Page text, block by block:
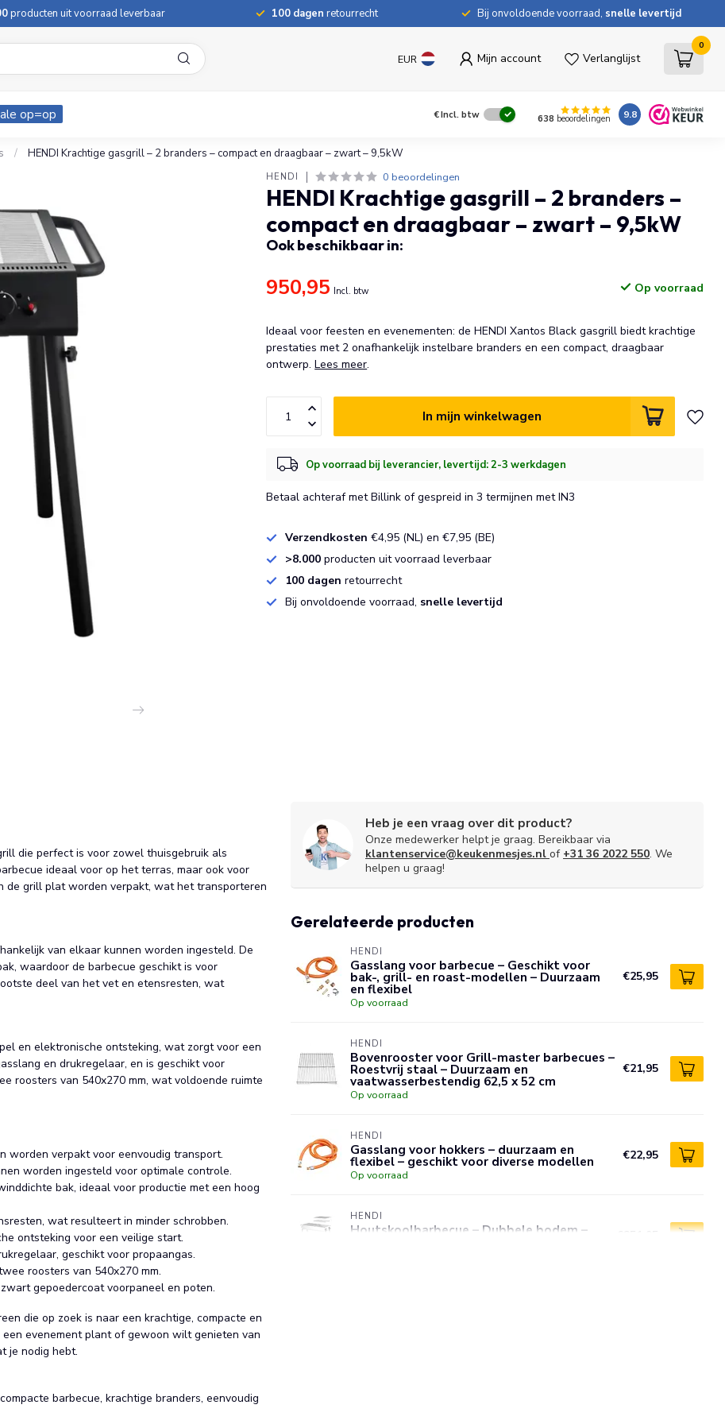
producten uit voorraad leverbaar 100 dagen retourrecht Bij onvoldoende voorraad, snelle levertijd
EUR Mijn account Verlanglijst
0
op=op €Incl. btw 638 beoordelingen 9.8
/ HENDI Krachtige gasgrill – 2 branders – compact en draagbaar – zwart – 9,5kW
HENDI 0 beoordelingen
HENDI Krachtige gasgrill – 2 branders –
compact en draagbaar – zwart – 9,5kW
Ook beschikbaar in:
950,95 Incl. btw Op voorraad
Ideaal voor feesten en evenementen: de HENDI Xantos Black gasgrill biedt krachtige
prestaties met 2 onafhankelijk instelbare branders en een compact, draagbaar
ontwerp.Lees meer.
In mijn winkelwagen
Op voorraad bij leverancier, levertijd: 2-3 werkdagen
Betaal achteraf met Billink of gespreid in 3 termijnen met IN3
Verzendkosten €4,95 (NL) en €7,95 (BE)
>8.000 producten uit voorraad leverbaar
100 dagenretourrecht
Bij onvoldoende voorraad, snelle levertijd
die perfect is voor zowel thuisgebruik als
ideaal voor op het terras, maar ook voor
de grill plat worden verpakt, wat het transporteren
van elkaar kunnen worden ingesteld. De
waardoor de barbecue geschikt is voor
deel van het vet en etensresten, wat
en elektronische ontsteking, wat zorgt voor een
en drukregelaar, en is geschikt voor
roosters van 540x270 mm, wat voldoende ruimte
worden verpakt voor eenvoudig transport.
worden ingesteld voor optimale controle.
bak, ideaal voor productie met een hoog
wat resulteert in minder schrobben.
ontsteking voor een veilige start.
geschikt voor propaangas.
roosters van 540x270 mm.
gepoedercoat voorpaneel en poten.
die op zoek is naar een krachtige, compacte en
evenement plant of gewoon wilt genieten van
je nodig hebt.
barbecue, krachtige branders, eenvoudig
Heb je een vraag over dit product?
Onze medewerker helpt je graag. Bereikbaar via
klantenservice@keukenmesjes.nl of +31 36 2022 550. We
helpen u graag!
Gerelateerde producten
HENDI
Gasslang voor barbecue – Geschikt voor
bak-, grill- en roast-modellen – Duurzaam
en flexibel
Op voorraad
€25,95
HENDI
Bovenrooster voor Grill-master barbecues –
Roestvrij staal – Duurzaam en
vaatwasserbestendig 62,5 x 52 cm
Op voorraad
€21,95
HENDI
Gasslang voor hokkers – duurzaam en
flexibel – geschikt voor diverse modellen
Op voorraad
€22,95
HENDI
Houtskoolbarbecue – Dubbele bodem –